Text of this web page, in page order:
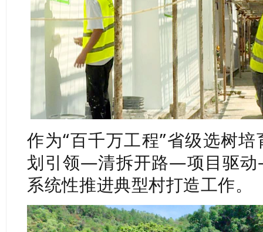
作为“百千万工程”省级选树
划引领—清拆开路—项目驱
系统性推进典型村打造工作。